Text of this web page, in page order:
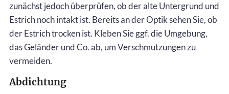
zunächst jedoch überprüfen, ob der alte Untergrund und
Estrich noch intakt ist. Bereits an der Optik sehen Sie, ob
der Estrich trocken ist. Kleben Sie ggf. die Umgebung,
das Geländer und Co. ab, um Verschmutzungen zu
vermeiden.
Abdichtung